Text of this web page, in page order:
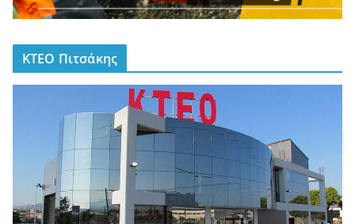
ΚΤΕΟ Πιτσάκης